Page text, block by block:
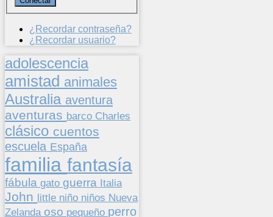
¿Recordar contraseña?
¿Recordar usuario?
adolescencia
amistad animales
Australia aventura
aventuras barco Charles
clásico cuentos
escuela España
familia fantasía
fábula gato guerra Italia
John little niño niños Nueva
Zelanda oso pequeño perro